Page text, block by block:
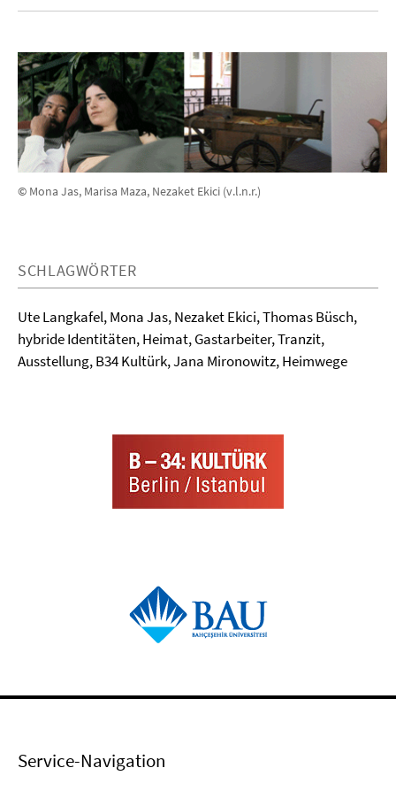
© Mona Jas, Marisa Maza, Nezaket Ekici (v.l.n.r.)
SCHLAGWÖRTER
Ute Langkafel, Mona Jas, Nezaket Ekici, Thomas Büsch,
hybride Identitäten, Heimat, Gastarbeiter, Tranzit,
Ausstellung, B34 Kultürk, Jana Mironowitz, Heimwege
Service-Navigation